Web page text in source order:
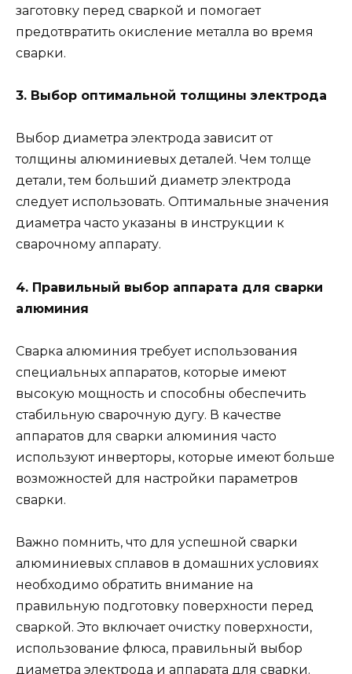
заготовку перед сваркой и помогает
предотвратить окисление металла во время
сварки.
3. Выбор оптимальной толщины электрода
Выбор диаметра электрода зависит от
толщины алюминиевых деталей. Чем толще
детали, тем больший диаметр электрода
следует использовать. Оптимальные значения
диаметра часто указаны в инструкции к
сварочному аппарату.
4. Правильный выбор аппарата для сварки
алюминия
Сварка алюминия требует использования
специальных аппаратов, которые имеют
высокую мощность и способны обеспечить
стабильную сварочную дугу. В качестве
аппаратов для сварки алюминия часто
используют инверторы, которые имеют больше
возможностей для настройки параметров
сварки.
Важно помнить, что для успешной сварки
алюминиевых сплавов в домашних условиях
необходимо обратить внимание на
правильную подготовку поверхности перед
сваркой. Это включает очистку поверхности,
использование флюса, правильный выбор
диаметра электрода и аппарата для сварки.